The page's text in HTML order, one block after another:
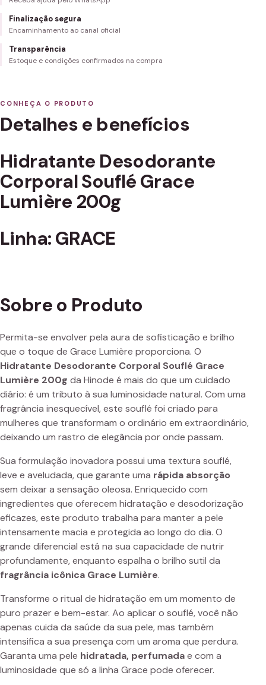
Finalização segura
Encaminhamento ao canal oficial
Transparência
Estoque e condições confirmados na compra
CONHEÇA O PRODUTO
Detalhes e benefícios
Hidratante Desodorante
Corporal Souflé Grace
Lumière 200g
Linha: GRACE
Sobre o Produto
Permita-se envolver pela aura de sofisticação e brilho
que o toque de Grace Lumière proporciona. O
Hidratante Desodorante Corporal Souflé Grace
Lumière 200g da Hinode é mais do que um cuidado
diário: é um tributo à sua luminosidade natural. Com uma
fragrância inesquecível, este souflé foi criado para
mulheres que transformam o ordinário em extraordinário,
deixando um rastro de elegância por onde passam.
Sua formulação inovadora possui uma textura souflé,
leve e aveludada, que garante uma rápida absorção
sem deixar a sensação oleosa. Enriquecido com
ingredientes que oferecem hidratação e desodorização
eficazes, este produto trabalha para manter a pele
intensamente macia e protegida ao longo do dia. O
grande diferencial está na sua capacidade de nutrir
profundamente, enquanto espalha o brilho sutil da
fragrância icônica Grace Lumière.
Transforme o ritual de hidratação em um momento de
puro prazer e bem-estar. Ao aplicar o souflé, você não
apenas cuida da saúde da sua pele, mas também
intensifica a sua presença com um aroma que perdura.
Garanta uma pele hidratada, perfumadae com a
luminosidade que só a linha Grace pode oferecer.